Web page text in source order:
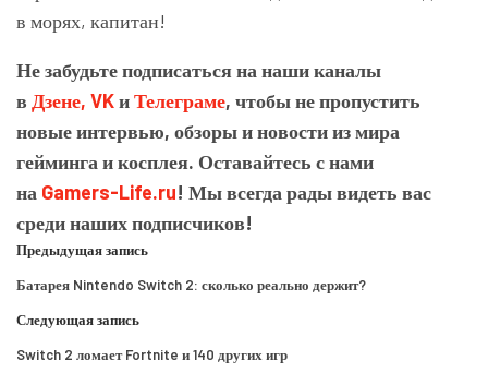
в морях, капитан!
Не забудьте подписаться на наши каналы
в Дзене, VKиТелеграме, чтобы не пропустить
новые интервью, обзоры и новости из мира
гейминга и косплея. Оставайтесь с нами
на Gamers-Life.ru! Мы всегда рады видеть вас
среди наших подписчиков!
Предыдущая запись
Батарея Nintendo Switch 2: сколько реально держит?
Следующая запись
Switch 2 ломает Fortnite и 140 других игр